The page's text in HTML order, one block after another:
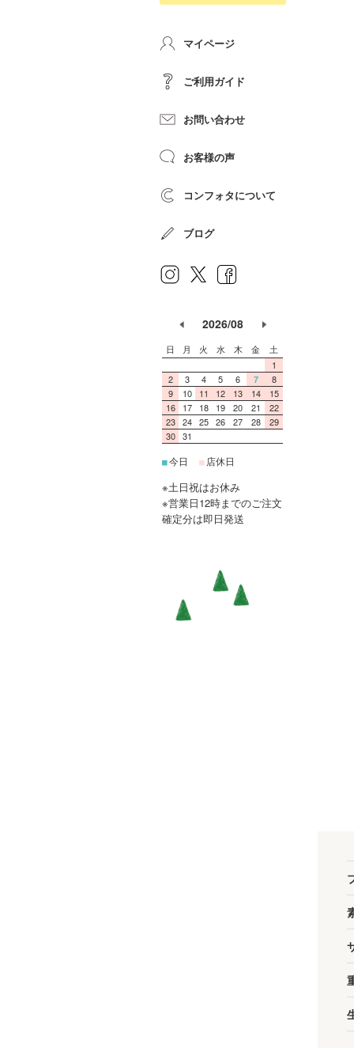
マイページ
ご利用ガイド
お問い合わせ
お客様の声
コンフォタについて
ブログ
2026/08
日 月 火 水 木 金
土
1
2
3 4 5 6 7
8
9
10 11 12 13 14
15
16
17 18 19 20 21
22
23 24 25 26 27 28
29
30 31
■今日 ■ 店休日
※土日祝はお休み
※営業日12時までのご注文
確定分は即日発送